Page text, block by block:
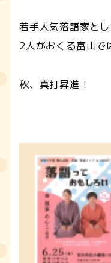
若手人気落語家と
2人がおくる富山で
出演：✿
秋、真打昇進！
✿林